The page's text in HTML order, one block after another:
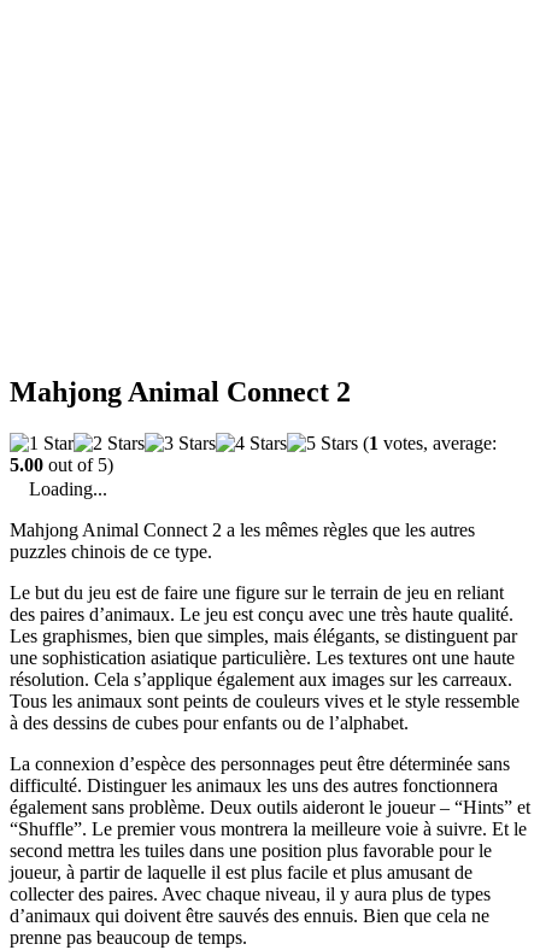
Mahjong Animal Connect 2
(1 votes, average:
5.00 out of 5)
Loading...
Mahjong Animal Connect 2 a les mêmes règles que les autres
puzzles chinois de ce type.
Le but du jeu est de faire une figure sur le terrain de jeu en reliant
des paires d’animaux. Le jeu est conçu avec une très haute qualité.
Les graphismes, bien que simples, mais élégants, se distinguent par
une sophistication asiatique particulière. Les textures ont une haute
résolution. Cela s’applique également aux images sur les carreaux.
Tous les animaux sont peints de couleurs vives et le style ressemble
à des dessins de cubes pour enfants ou de l’alphabet.
La connexion d’espèce des personnages peut être déterminée sans
difficulté. Distinguer les animaux les uns des autres fonctionnera
également sans problème. Deux outils aideront le joueur – “Hints” et
“Shuffle”. Le premier vous montrera la meilleure voie à suivre. Et le
second mettra les tuiles dans une position plus favorable pour le
joueur, à partir de laquelle il est plus facile et plus amusant de
collecter des paires. Avec chaque niveau, il y aura plus de types
d’animaux qui doivent être sauvés des ennuis. Bien que cela ne
prenne pas beaucoup de temps.